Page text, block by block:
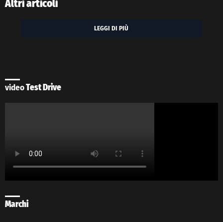
Altri articoli
LEGGI DI PIÙ
videoTest Drive
Marchi